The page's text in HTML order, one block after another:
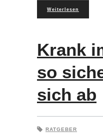
Weiterlesen
Krank
so
sich ab
RATGEBER